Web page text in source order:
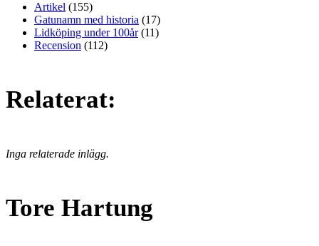
Artikel (155)
Gatunamn med historia (17)
Lidköping under 100år(11)
Recension (112)
Relaterat:
Inga relaterade inlägg.
Tore Hartung